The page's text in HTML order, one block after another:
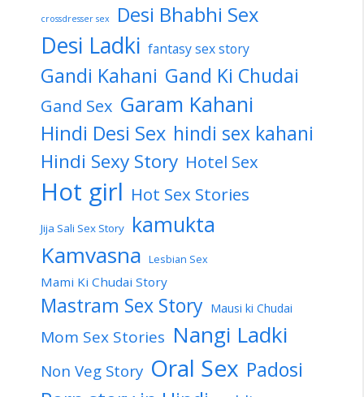
crossdresser sex Desi Bhabhi Sex
Desi Ladki fantasy sex story
Gandi Kahani Gand Ki Chudai
Gand Sex Garam Kahani
Hindi Desi Sex hindi sex kahani
Hindi Sexy Story Hotel Sex
Hot girl Hot Sex Stories
Jija Sali Sex Story kamukta
Kamvasna Lesbian Sex
Mami Ki Chudai Story
Mastram Sex Story Mausi ki Chudai
Mom Sex Stories Nangi Ladki
Non Veg Story Oral Sex Padosi